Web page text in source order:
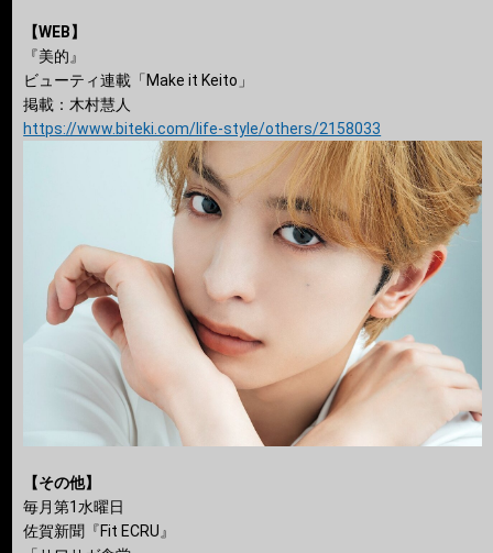
【WEB】
『美的』
ビューティ連載「Make it Keito」
掲載：木村慧人
https://www.biteki.com/life-style/others/2158033
【その他】
毎月第1水曜日
佐賀新聞『Fit ECRU』